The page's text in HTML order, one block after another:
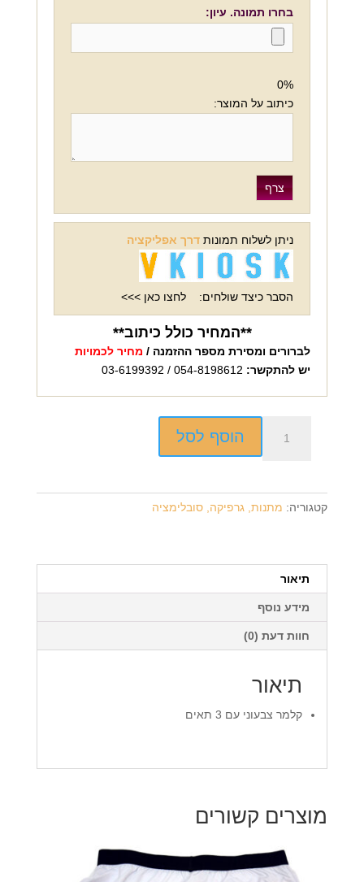
בחרו תמונה. עיון:
0%
כיתוב על המוצר:
ניתן לשלוח תמונות דרך אפליקציה
הסבר כיצד שולחים: לחצו כאן >>>
**המחיר כולל כיתוב**
לברורים ומסירת מספר ההזמנה / מחיר לכמויות
יש להתקשר:
הוסף לסל
קטגוריה: מתנות, גרפיקה, סובלימציה
תיאור
מידע נוסף
חוות דעת (0)
תיאור
קלמר צבעוני עם 3 תאים
מוצרים קשורים